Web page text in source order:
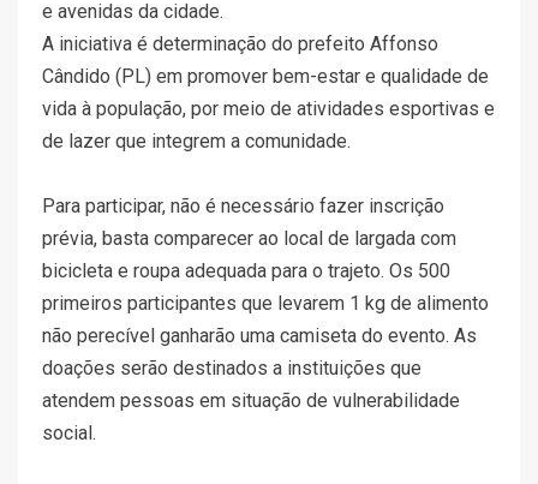
e avenidas da cidade.
A iniciativa é determinação do prefeito Affonso
Cândido (PL) em promover bem-estar e qualidade de
vida à população, por meio de atividades esportivas e
de lazer que integrem a comunidade.
Para participar, não é necessário fazer inscrição
prévia, basta comparecer ao local de largada com
bicicleta e roupa adequada para o trajeto. Os 500
primeiros participantes que levarem 1 kg de alimento
não perecível ganharão uma camiseta do evento. As
doações serão destinados a instituições que
atendem pessoas em situação de vulnerabilidade
social.